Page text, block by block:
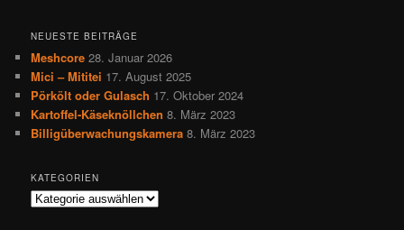
h
n
NEUESTE BEITRÄGE
Meshcore 28. Januar 2026
Mici – Mititei 17. August 2025
Pörkölt oder Gulasch 17. Oktober 2024
Kartoffel-Käseknöllchen 8. März 2023
Billigüberwachungskamera 8. März 2023
KATEGORIEN
Kategorien